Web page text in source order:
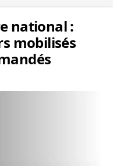
national :
mobilisés